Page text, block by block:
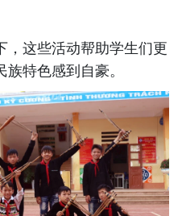
，这些活动帮助学生们更
特色感到自豪。